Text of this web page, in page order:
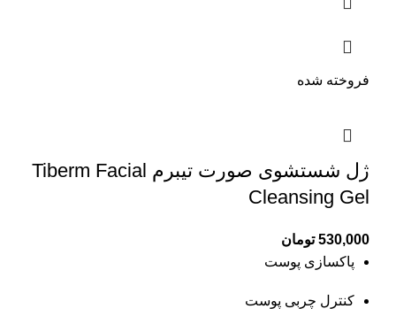
فروخته شده
ژل شستشوی صورت تیبرم Tiberm Facial
Cleansing Gel
530,000 تومان
پاکسازی پوست
کنترل چربی پوست